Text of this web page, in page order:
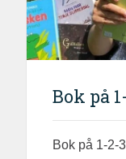
Bok på
Bok på 1-2-